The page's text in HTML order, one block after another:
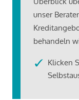
unser
behandeln
Klicken